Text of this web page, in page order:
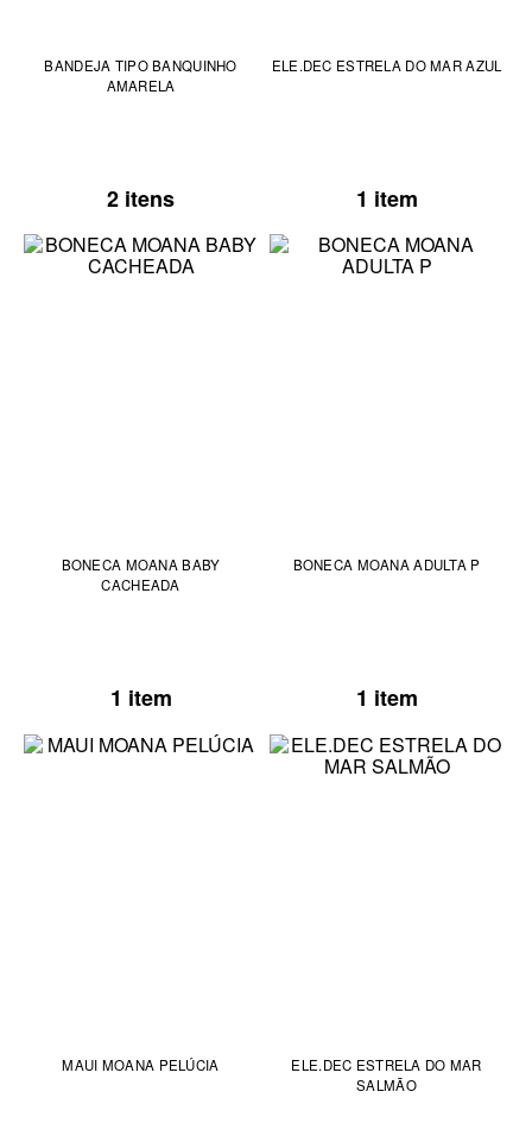
BANDEJA TIPO BANQUINHO
AMARELA
2 itens
ELE.DEC ESTRELA DO MAR AZUL
1 item
BONECA MOANA BABY
CACHEADA
1 item
BONECA MOANA ADULTA P
1 item
MAUI MOANA PELÚCIA
ELE.DEC ESTRELA DO MAR
SALMÃO